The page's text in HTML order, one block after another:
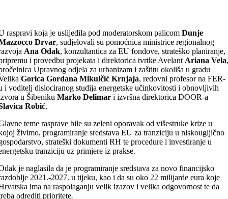
raspravi koja je uslijedila pod moderatorskom palicomDunje
Drvar, sudjelovali su pomoćnica ministrice regionalnog
Ana Odak, konzultantica za EU fondove, strateško planiranje,
i provedbu projekata i direktorica tvrtke Avelant Ariana Vela
Upravnog odjela za urbanizam i zaštitu okoliša u gradu
Gorica Gordana Mikulčić Krnjaja, redovni profesor na FER-
i voditelj dislociranog studija energetske učinkovitosti i obnovljivih
u ŠibenikuMarko Delimar i izvršna direktorica DOOR-a
Robić.
teme rasprave bile su zeleni oporavak od višestruke krize u
živimo, programiranje sredstava EU za tranziciju u niskougljično
strateški dokumenti RH te procedure i investiranje u
tranziciju uz primjere iz prakse.
je naglasila da je programiranje sredstava za novo financijsko
2021.-2027. u tijeku, kao i da su oko 22 milijarde eura koje
ima na raspolaganju velik izazov i velika odgovornost te da
odrediti prioritete.